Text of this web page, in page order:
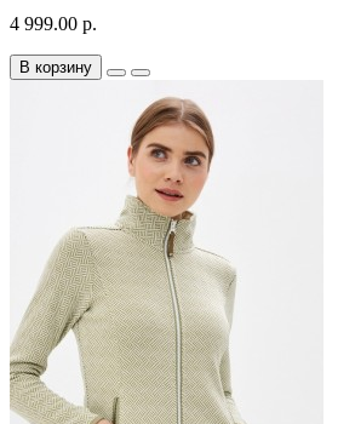
4 999.00 р.
В корзину